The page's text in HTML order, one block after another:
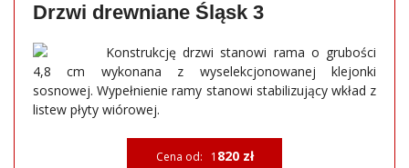
Drzwi drewniane Śląsk 3
Konstrukcję drzwi stanowi rama o grubości
4,8 cm wykonana z wyselekcjonowanej klejonki
sosnowej. Wypełnienie ramy stanowi stabilizujący wkład z
listew płyty wiórowej.
Cena od: 1 820 zł